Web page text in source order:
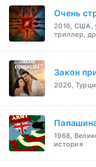
Очень
2016, США,
триллер,
Закон
2026,
1968,
история